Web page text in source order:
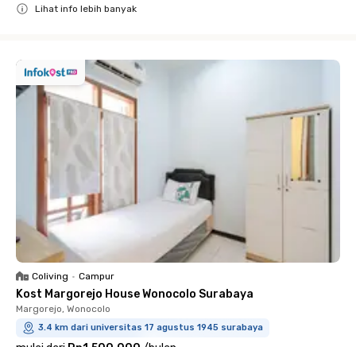
Lihat info lebih banyak
Coliving • Campur
Kost Margorejo House Wonocolo Surabaya
Margorejo, Wonocolo
3.4 km dari universitas 17 agustus 1945 surabaya